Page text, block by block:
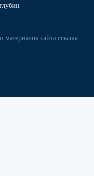
сайта ссылка